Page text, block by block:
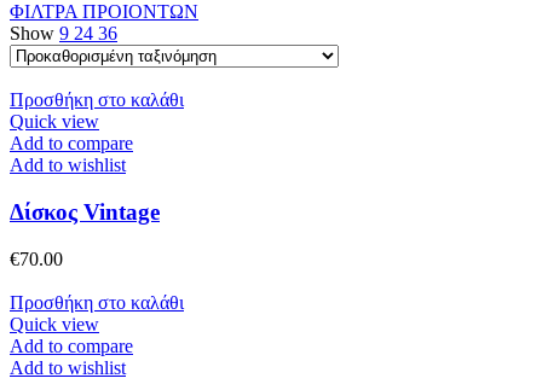
ΦΙΛΤΡΑ ΠΡΟΙΟΝΤΩΝ
Show 9 24 36
Προσθήκη στο καλάθι
Quick view
Add to compare
Add to wishlist
Δίσκος Vintage
€70.00
Προσθήκη στο καλάθι
Quick view
Add to compare
Add to wishlist